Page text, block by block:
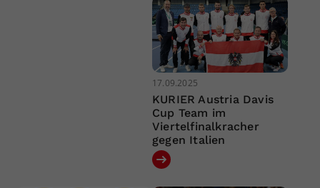
17.09.2025
KURIER Austria Davis
Cup Team im
Viertelfinalkracher
gegen Italien